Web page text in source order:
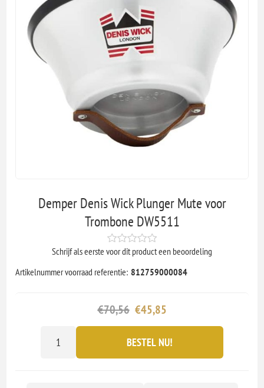
Demper Denis Wick Plunger Mute voor
Trombone DW5511
Schrijf als eerste voor dit product een beoordeling
Artikelnummer voorraad referentie: 812759000084
€70,56 €45,85
BESTEL NU!